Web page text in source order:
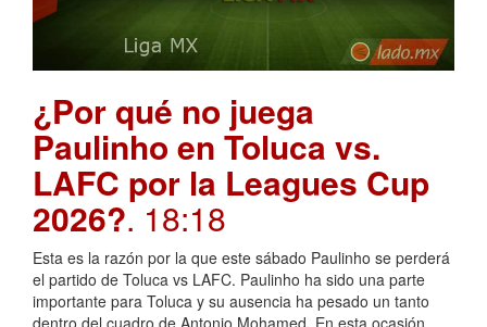
¿Por qué no juega
Paulinho en Toluca vs.
LAFC por la Leagues Cup
2026?. 18:18
Esta es la razón por la que este sábado Paulinho se perderá
el partido de Toluca vs LAFC. Paulinho ha sido una parte
importante para Toluca y su ausencia ha pesado un tanto
dentro del cuadro de Antonio Mohamed. En esta ocasión